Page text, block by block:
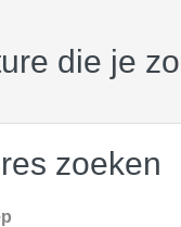
die je
zoeken